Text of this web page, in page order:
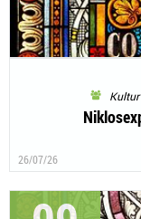
Kultur
26/07/26